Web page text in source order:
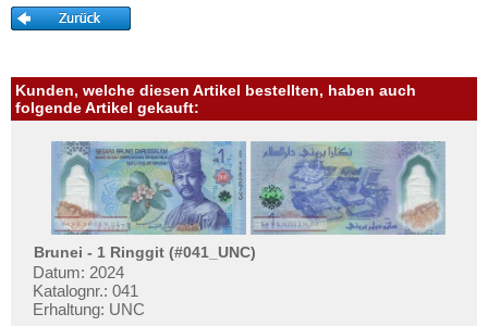
Malaysia
Mongolei
Myanmar
Nagorny Karabach
Nepal
Niederländisch Indien
Nordkorea
Oman
Pakistan
Kunden, welche diesen Artikel bestellten, haben auch
folgende Artikel gekauft:
Brunei - 1 Ringgit (#041_UNC)
Datum: 2024
Katalognr.: 041
Erhaltung: UNC